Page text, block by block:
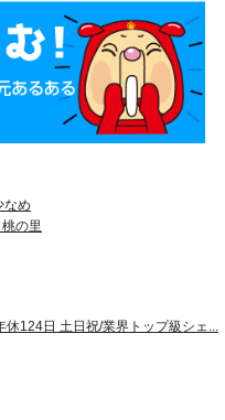
なめ
の里
124日 土日祝/業界トップ級シェ...